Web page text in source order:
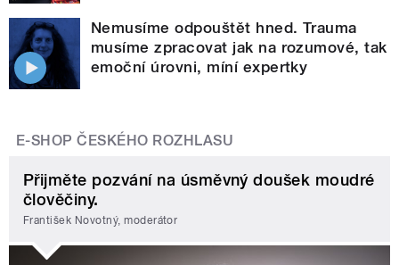
Nemusíme odpouštět hned. Trauma
musíme zpracovat jak na rozumové, tak
emoční úrovni, míní expertky
E-SHOP ČESKÉHO ROZHLASU
Přijměte pozvání na úsměvný doušek moudré
člověčiny.
František Novotný, moderátor